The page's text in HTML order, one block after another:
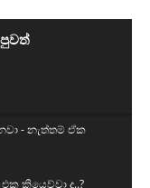
- නැත්තම් ඒක
කියෙව්වා ද..?